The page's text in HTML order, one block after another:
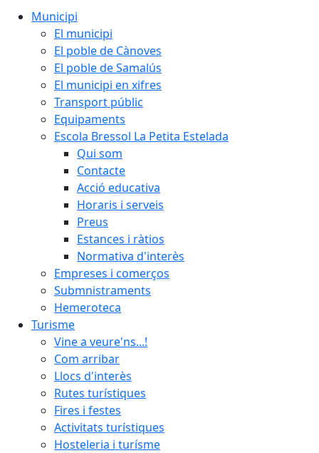
Municipi
El municipi
El poble de Cànoves
El poble de Samalús
El municipi en xifres
Transport públic
Equipaments
Escola Bressol La Petita Estelada
Qui som
Contacte
Acció educativa
Horaris i serveis
Preus
Estances i ràtios
Normativa d'interès
Empreses i comerços
Submnistraments
Hemeroteca
Turisme
Vine a veure'ns...!
Com arribar
Llocs d'interès
Rutes turístiques
Fires i festes
Activitats turístiques
Hosteleria i turísme